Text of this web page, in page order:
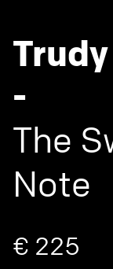
-
The
Note
€ 225